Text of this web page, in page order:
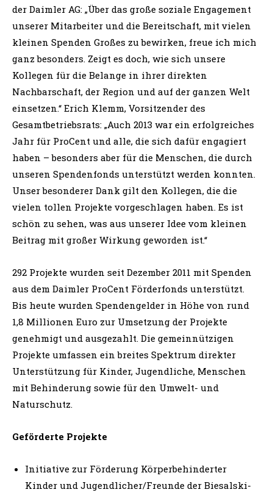
der Daimler AG: „Über das große soziale Engagement
unserer Mitarbeiter und die Bereitschaft, mit vielen
kleinen Spenden Großes zu bewirken, freue ich mich
ganz besonders. Zeigt es doch, wie sich unsere
Kollegen für die Belange in ihrer direkten
Nachbarschaft, der Region und auf der ganzen Welt
einsetzen.“ Erich Klemm, Vorsitzender des
Gesamtbetriebsrats: „Auch 2013 war ein erfolgreiches
Jahr für ProCent und alle, die sich dafür engagiert
haben – besonders aber für die Menschen, die durch
unseren Spendenfonds unterstützt werden konnten.
Unser besonderer Dank gilt den Kollegen, die die
vielen tollen Projekte vorgeschlagen haben. Es ist
schön zu sehen, was aus unserer Idee vom kleinen
Beitrag mit großer Wirkung geworden ist.“
292 Projekte wurden seit Dezember 2011 mit Spenden
aus dem Daimler ProCent Förderfonds unterstützt.
Bis heute wurden Spendengelder in Höhe von rund
1,8 Millionen Euro zur Umsetzung der Projekte
genehmigt und ausgezahlt. Die gemeinnützigen
Projekte umfassen ein breites Spektrum direkter
Unterstützung für Kinder, Jugendliche, Menschen
mit Behinderung sowie für den Umwelt- und
Naturschutz.
Geförderte Projekte
Initiative zur Förderung Körperbehinderter
Kinder und Jugendlicher/Freunde der Biesalski-